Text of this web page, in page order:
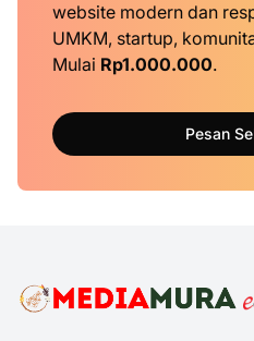
website modern dan
UMKM, startup,
Mulai Rp1.000.000.
Pesan